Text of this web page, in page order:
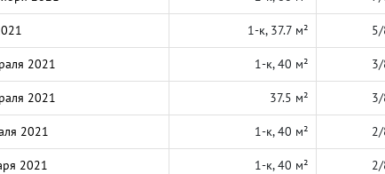
1-к, 37.7 м²
2021 1-к, 40 м²
2021 37.5 м²
2021 1-к, 40 м²
2021 1-к, 40 м²